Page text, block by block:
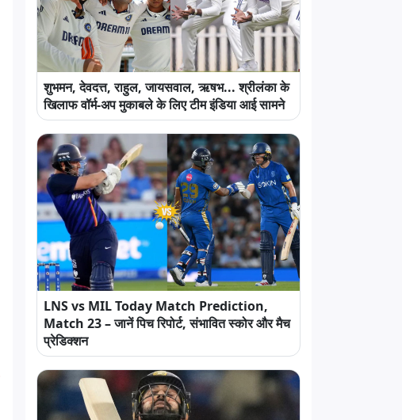
शुभमन, देवदत्त, राहुल, जायसवाल, ऋषभ... श्रीलंका के
खिलाफ वॉर्म-अप मुकाबले के लिए टीम इंडिया आई सामने
LNS vs MIL Today Match Prediction,
Match 23 – जानें पिच रिपोर्ट, संभावित स्कोर और मैच
प्रेडिक्शन